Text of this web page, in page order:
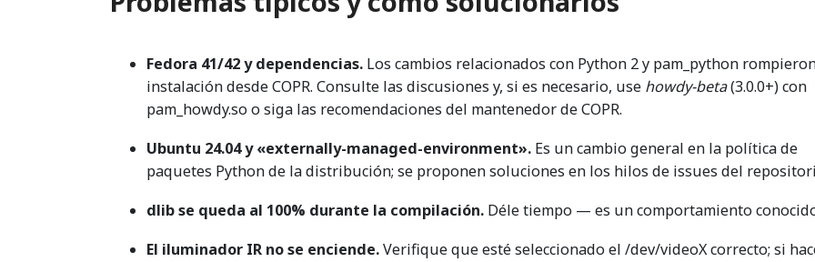
Fedora 41/42 y dependencias. Los cambios relacionados con Python 2 y pam_python
instalación desde COPR. Consulte las discusiones y, si es necesario, use howdy-beta(3.0.0+) con
pam_howdy.so o siga las recomendaciones del mantenedor de COPR.
Ubuntu 24.04 y «externally-managed-environment». Es un cambio general en la política de
paquetes Python de la distribución; se proponen soluciones en los hilos de issues del
dlib se queda al 100% durante la compilación. Déle tiempo — es un comportamiento
El iluminador IR no se enciende.Verifique que esté seleccionado el /dev/videoX correcto; si